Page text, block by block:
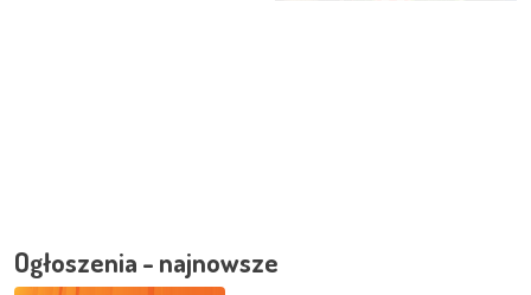
Ogłoszenia - najnowsze